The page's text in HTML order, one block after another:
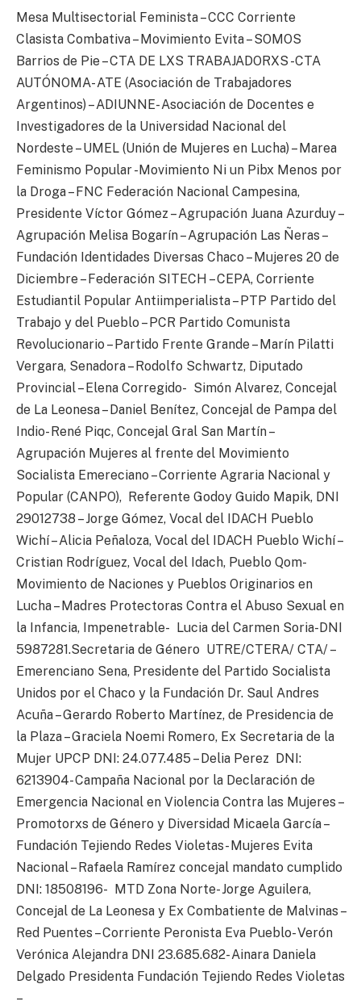
Mesa Multisectorial Feminista – CCC Corriente
Clasista Combativa – Movimiento Evita – SOMOS
Barrios de Pie – CTA DE LXS TRABAJADORXS -CTA
AUTÓNOMA- ATE (Asociación de Trabajadores
Argentinos) – ADIUNNE- Asociación de Docentes e
Investigadores de la Universidad Nacional del
Nordeste – UMEL (Unión de Mujeres en Lucha) – Marea
Feminismo Popular -Movimiento Ni un Pibx Menos por
la Droga – FNC Federación Nacional Campesina,
Presidente Víctor Gómez – Agrupación Juana Azurduy –
Agrupación Melisa Bogarín – Agrupación Las Ñeras –
Fundación Identidades Diversas Chaco – Mujeres 20 de
Diciembre – Federación SITECH – CEPA, Corriente
Estudiantil Popular Antiimperialista – PTP Partido del
Trabajo y del Pueblo – PCR Partido Comunista
Revolucionario – Partido Frente Grande – Marín Pilatti
Vergara, Senadora – Rodolfo Schwartz, Diputado
Provincial – Elena Corregido- Simón Alvarez, Concejal
de La Leonesa – Daniel Benítez, Concejal de Pampa del
Indio- René Piqc, Concejal Gral San Martín –
Agrupación Mujeres al frente del Movimiento
Socialista Emereciano – Corriente Agraria Nacional y
Popular (CANPO), Referente Godoy Guido Mapik, DNI
29012738 – Jorge Gómez, Vocal del IDACH Pueblo
Wichí – Alicia Peñaloza, Vocal del IDACH Pueblo Wichí –
Cristian Rodríguez, Vocal del Idach, Pueblo Qom-
Movimiento de Naciones y Pueblos Originarios en
Lucha – Madres Protectoras Contra el Abuso Sexual en
la Infancia, Impenetrable- Lucia del Carmen Soria-DNI
5987281.Secretaria de Género UTRE/CTERA/ CTA/ –
Emerenciano Sena, Presidente del Partido Socialista
Unidos por el Chaco y la Fundación Dr. Saul Andres
Acuña – Gerardo Roberto Martínez, de Presidencia de
la Plaza – Graciela Noemi Romero, Ex Secretaria de la
Mujer UPCP DNI: 24.077.485 – Delia Perez DNI:
6213904- Campaña Nacional por la Declaración de
Emergencia Nacional en Violencia Contra las Mujeres –
Promotorxs de Género y Diversidad Micaela García –
Fundación Tejiendo Redes Violetas- Mujeres Evita
Nacional – Rafaela Ramírez concejal mandato cumplido
DNI: 18508196- MTD Zona Norte- Jorge Aguilera,
Concejal de La Leonesa y Ex Combatiente de Malvinas –
Red Puentes – Corriente Peronista Eva Pueblo- Verón
Verónica Alejandra DNI 23.685.682- Ainara Daniela
Delgado Presidenta Fundación Tejiendo Redes Violetas
–